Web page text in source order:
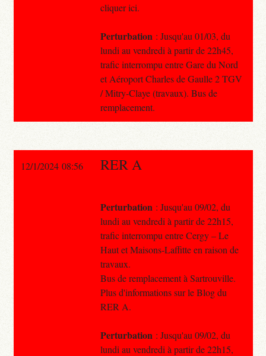
cliquer ici.
Perturbation : Jusqu'au 01/03, du
lundi au vendredi à partir de 22h45,
trafic interrompu entre Gare du Nord
et Aéroport Charles de Gaulle 2 TGV
/ Mitry-Claye (travaux). Bus de
remplacement.
12/1/2024 08:56 RER A
Perturbation : Jusqu'au 09/02, du
lundi au vendredi à partir de 22h15,
trafic interrompu entre Cergy – Le
Haut et Maisons-Laffitte en raison de
travaux.
Bus de remplacement à Sartrouville.
Plus d'informations sur le Blog du
RER A.
Perturbation : Jusqu'au 09/02, du
lundi au vendredi à partir de 22h15,